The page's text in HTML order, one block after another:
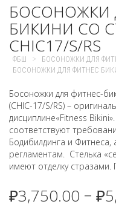
БОСОНОЖКИ
БИКИНИ СО
CHIC17/S/RS
ФБШ > БОСОНОЖКИ ДЛЯ
БОСОНОЖКИ ДЛЯ ФИТНЕС
Босоножки для фитнес-
(CHIC-17/S/RS) –
дисциплине«Fitness
соответствуют
Бодибилдинга и
регламентам. Стелька
имеют отделку стразами.
₽3,750.00 – ₽